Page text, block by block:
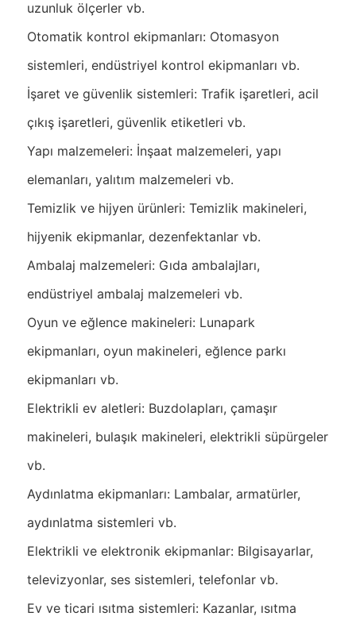
uzunluk ölçerler vb.
Otomatik kontrol ekipmanları: Otomasyon
sistemleri, endüstriyel kontrol ekipmanları vb.
İşaret ve güvenlik sistemleri: Trafik işaretleri, acil
çıkış işaretleri, güvenlik etiketleri vb.
Yapı malzemeleri: İnşaat malzemeleri, yapı
elemanları, yalıtım malzemeleri vb.
Temizlik ve hijyen ürünleri: Temizlik makineleri,
hijyenik ekipmanlar, dezenfektanlar vb.
Ambalaj malzemeleri: Gıda ambalajları,
endüstriyel ambalaj malzemeleri vb.
Oyun ve eğlence makineleri: Lunapark
ekipmanları, oyun makineleri, eğlence parkı
ekipmanları vb.
Elektrikli ev aletleri: Buzdolapları, çamaşır
makineleri, bulaşık makineleri, elektrikli süpürgeler
vb.
Aydınlatma ekipmanları: Lambalar, armatürler,
aydınlatma sistemleri vb.
Elektrikli ve elektronik ekipmanlar: Bilgisayarlar,
televizyonlar, ses sistemleri, telefonlar vb.
Ev ve ticari ısıtma sistemleri: Kazanlar, ısıtma